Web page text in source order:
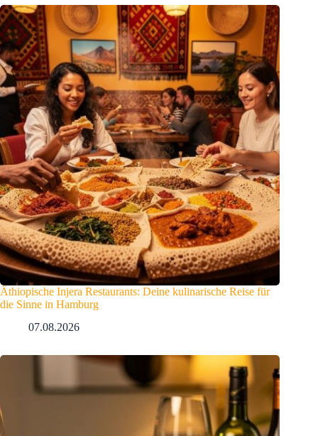
Äthiopische Injera Restaurants: Deine kulinarische Reise für
die Sinne in Hamburg
07.08.2026